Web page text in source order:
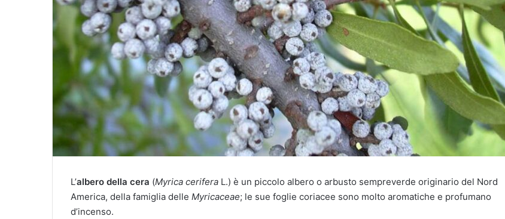
L’albero della cera (Myrica cerifera L.) è un piccolo albero o arbusto sempreverde originario del Nord
America, della famiglia delle Myricaceae; le sue foglie coriacee sono molto aromatiche e profumano
d’incenso.